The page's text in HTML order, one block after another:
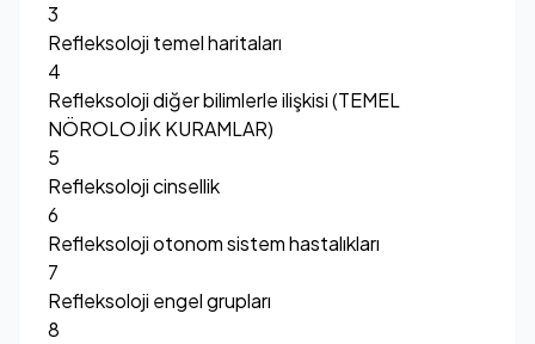
3
Refleksoloji temel haritaları
4
Refleksoloji diğer bilimlerle ilişkisi (TEMEL
NÖROLOJİK KURAMLAR)
5
Refleksoloji cinsellik
6
Refleksoloji otonom sistem hastalıkları
7
Refleksoloji engel grupları
8